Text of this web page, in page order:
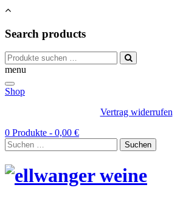
Search products
Suchen
nach:
menu
Shop
Vertrag widerrufen
0 Produkte - 0,00 €
Suchen
nach: